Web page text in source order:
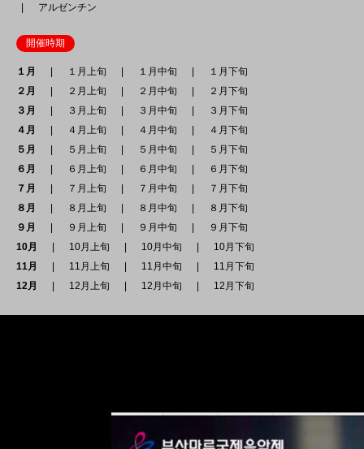
アルゼンチン
開催時期
１月 １月上旬 １月中旬
１月下旬
２月
２月上旬 ２月中旬
２月下旬
３月
３月上旬 ３月中旬
３月下旬
４月
４月上旬 ４月中旬
４月下旬
５月
５月上旬 ５月中旬
５月下旬
６月
６月上旬 ６月中旬
６月下旬
７月
７月上旬 ７月中旬
７月下旬
８月
８月上旬 ８月中旬
８月下旬
９月
９月上旬 ９月中旬
９月下旬
10月
10月上旬 10月中旬
10月下旬
11月
11月上旬 11月中旬
11月下旬
12月
12月上旬 12月中旬 12月下旬